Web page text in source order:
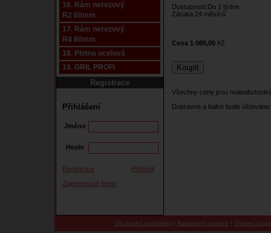
16. Rám nerezový
R2 60mm
17. Rám nerezový
R4 80mm
18. Plotna ocelová
19. GRIL PROFI
Registrace
Přihlášení
Jméno
Heslo
Registrace
Přihlásit
Zapomenuté heslo
Dostupnost:Do 1 týdne
Záruka:24 měsíců
Cena 1 089,00 Kč
Všechny ceny jsou
Dopravné a balné bude
Obchodní podmínky| Nastavení cookies | Osobní